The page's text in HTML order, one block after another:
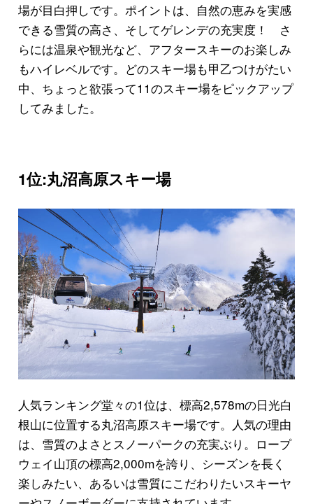
場が目白押しです。ポイントは、自然の恵みを実感
できる雪質の高さ、そしてゲレンデの充実度！ さ
らには温泉や観光など、アフタースキーのお楽しみ
もハイレベルです。どのスキー場も甲乙つけがたい
中、ちょっと欲張って11のスキー場をピックアップ
してみました。
1位:丸沼高原スキー場
人気ランキング堂々の1位は、標高2,578mの日光白
根山に位置する丸沼高原スキー場です。人気の理由
は、雪質のよさとスノーパークの充実ぶり。ロープ
ウェイ山頂の標高2,000mを誇り、シーズンを長く
楽しみたい、あるいは雪質にこだわりたいスキーヤ